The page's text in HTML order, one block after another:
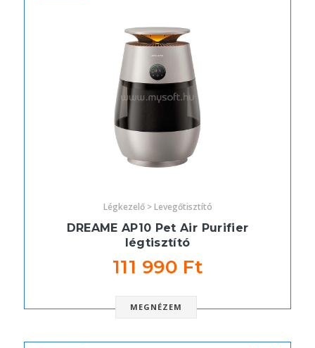
Légkezelő > Levegőtisztító
DREAME AP10 Pet Air Purifier
légtisztító
111 990 Ft
MEGNÉZEM